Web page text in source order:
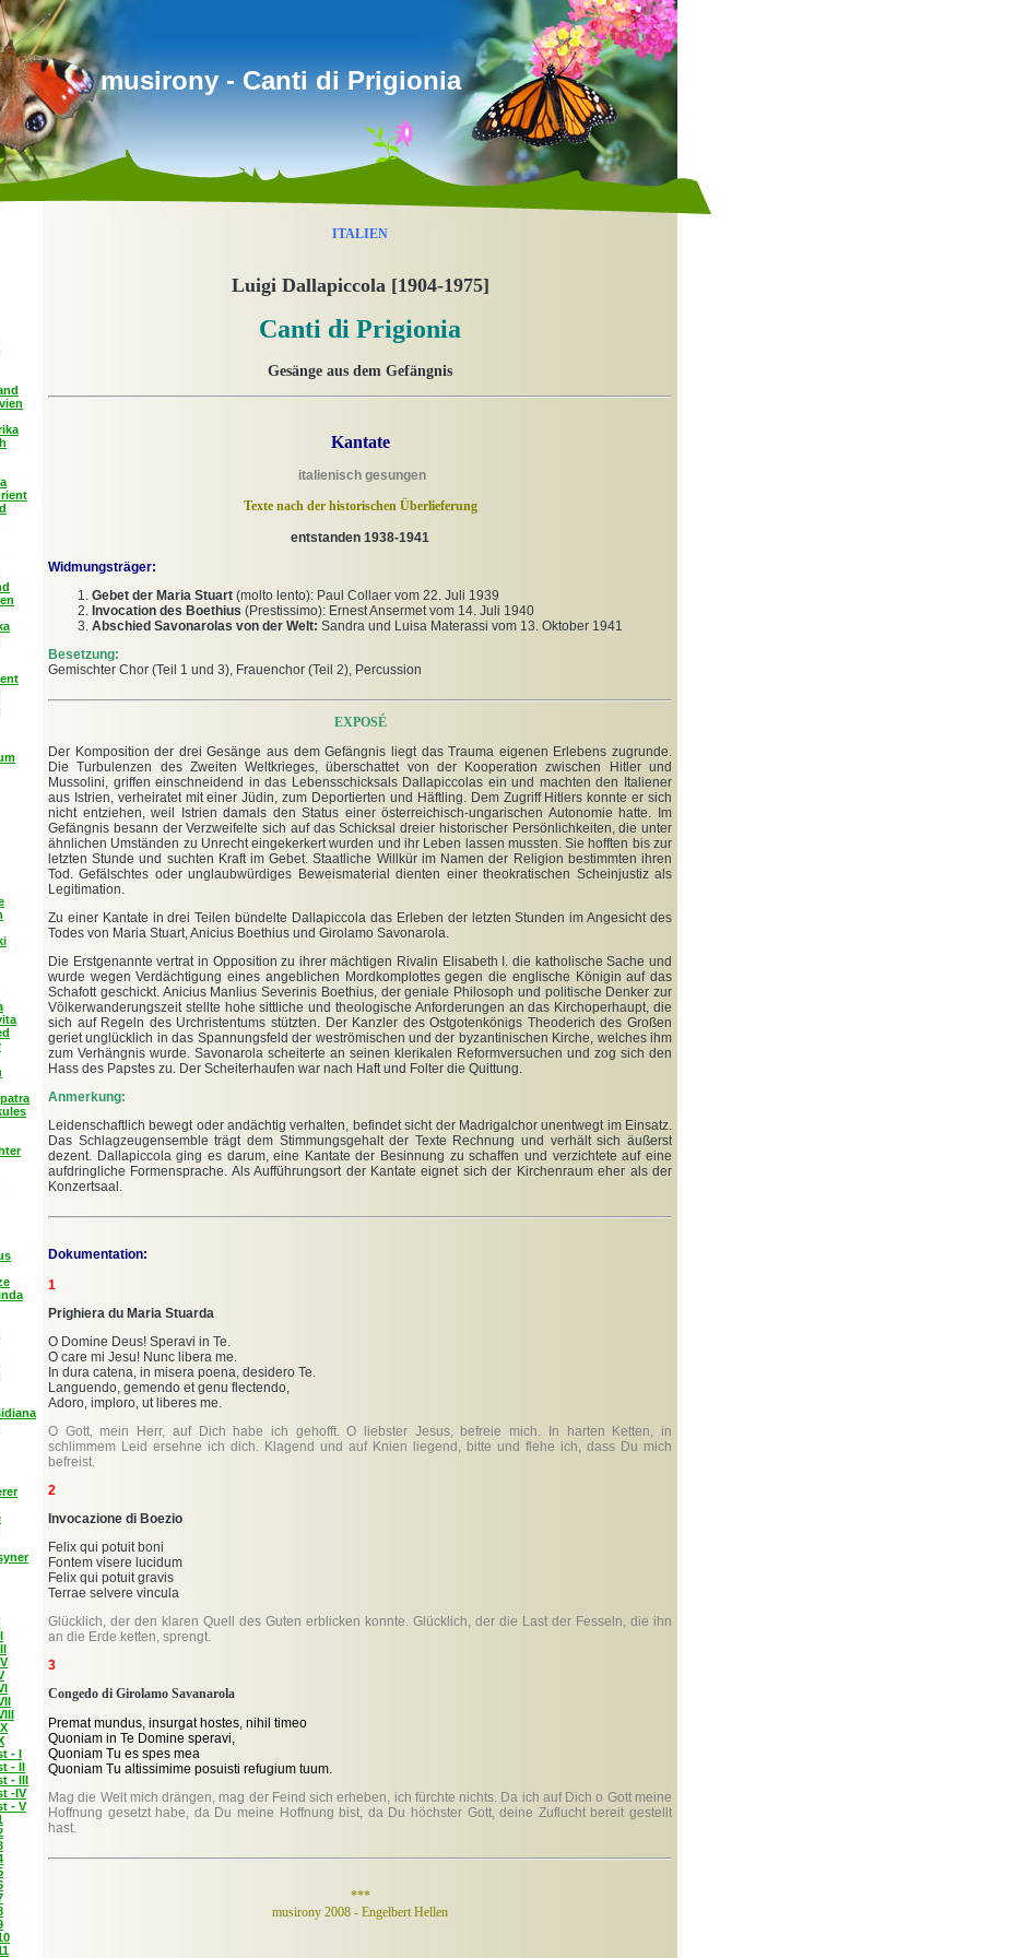
musirony - Canti di Prigionia
- I
- II
- III
-IV
- V
ITALIEN
Luigi Dallapiccola [1904-1975]
Canti di Prigionia
Gesänge aus dem Gefängnis
Kantate
italienisch gesungen
Texte nach der historischen Überlieferung
entstanden 1938-1941
Widmungsträger:
Gebet der Maria Stuart (molto lento): Paul Collaer vom 22. Juli 1939
Invocation des Boethius (Prestissimo): Ernest Ansermet vom 14. Juli 1940
Abschied Savonarolas von der Welt: Sandra und Luisa Materassi vom 13. Oktober 1941
Besetzung:
Gemischter Chor (Teil 1 und 3), Frauenchor (Teil 2), Percussion
EXPOSÉ
Der Komposition der drei Gesänge aus dem Gefängnis liegt das Trauma eigenen Erlebens zugrunde.
Die Turbulenzen des Zweiten Weltkrieges, überschattet von der Kooperation zwischen Hitler und
Mussolini, griffen einschneidend in das Lebensschicksals Dallapiccolas ein und machten den Italiener
aus Istrien, verheiratet mit einer Jüdin, zum Deportierten und Häftling. Dem Zugriff Hitlers konnte er sich
nicht entziehen, weil Istrien damals den Status einer österreichisch-ungarischen Autonomie hatte. Im
Gefängnis besann der Verzweifelte sich auf das Schicksal dreier historischer Persönlichkeiten, die unter
ähnlichen Umständen zu Unrecht eingekerkert wurden und ihr Leben lassen mussten. Sie hofften bis zur
letzten Stunde und suchten Kraft im Gebet. Staatliche Willkür im Namen der Religion bestimmten ihren
Tod. Gefälschtes oder unglaubwürdiges Beweismaterial dienten einer theokratischen Scheinjustiz als
Legitimation.
Zu einer Kantate in drei Teilen bündelte Dallapiccola das Erleben der letzten Stunden im Angesicht des
Todes von Maria Stuart, Anicius Boethius und Girolamo Savonarola.
Die Erstgenannte vertrat in Opposition zu ihrer mächtigen Rivalin Elisabeth I. die katholische Sache und
wurde wegen Verdächtigung eines angeblichen Mordkomplottes gegen die englische Königin auf das
Schafott geschickt. Anicius Manlius Severinis Boethius, der geniale Philosoph und politische Denker zur
Völkerwanderungszeit stellte hohe sittliche und theologische Anforderungen an das Kirchoperhaupt, die
sich auf Regeln des Urchristentums stützten. Der Kanzler des Ostgotenkönigs Theoderich des Großen
geriet unglücklich in das Spannungsfeld der weströmischen und der byzantinischen Kirche, welches ihm
zum Verhängnis wurde. Savonarola scheiterte an seinen klerikalen Reformversuchen und zog sich den
Hass des Papstes zu. Der Scheiterhaufen war nach Haft und Folter die Quittung.
Anmerkung:
Leidenschaftlich bewegt oder andächtig verhalten, befindet sicht der Madrigalchor unentwegt im Einsatz.
Das Schlagzeugensemble trägt dem Stimmungsgehalt der Texte Rechnung und verhält sich äußerst
dezent. Dallapiccola ging es darum, eine Kantate der Besinnung zu schaffen und verzichtete auf eine
aufdringliche Formensprache. Als Aufführungsort der Kantate eignet sich der Kirchenraum eher als der
Konzertsaal.
Dokumentation:
1
Prighiera du Maria Stuarda
O Domine Deus! Speravi in Te.
O care mi Jesu! Nunc libera me.
In dura catena, in misera poena, desidero Te.
Languendo, gemendo et genu flectendo,
Adoro, imploro, ut liberes me.
O Gott, mein Herr, auf Dich habe ich gehofft. O liebster Jesus, befreie mich. In harten Ketten, in
schlimmem Leid ersehne ich dich. Klagend und auf Knien liegend, bitte und flehe ich, dass Du mich
befreist.
2
Invocazione di Boezio
Felix qui potuit boni
Fontem visere lucidum
Felix qui potuit gravis
Terrae selvere vincula
Glücklich, der den klaren Quell des Guten erblicken konnte. Glücklich, der die Last der Fesseln, die ihn
an die Erde ketten, sprengt.
3
Congedo di Girolamo Savanarola
Premat mundus, insurgat hostes, nihil timeo
Quoniam in Te Domine speravi,
Quoniam Tu es spes mea
Quoniam Tu altissimime posuisti refugium tuum.
Mag die Welt mich drängen, mag der Feind sich erheben, ich fürchte nichts. Da ich auf Dich o Gott meine
Hoffnung gesetzt habe, da Du meine Hoffnung bist, da Du höchster Gott, deine Zuflucht bereit gestellt
hast.
***
musirony 2008 - Engelbert Hellen